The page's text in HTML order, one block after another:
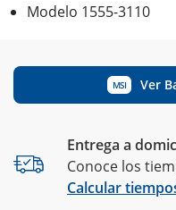
Modelo 1555-3110
MSI Ver
Entrega a
Conoce los
Calcular